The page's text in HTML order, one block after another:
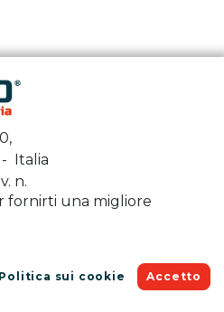
- Italia
n.
fornirti una migliore
Politica sui cookie Accetto